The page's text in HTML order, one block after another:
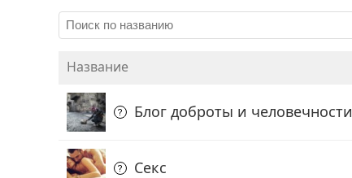
Название
Блог доброты и человечности
Секс